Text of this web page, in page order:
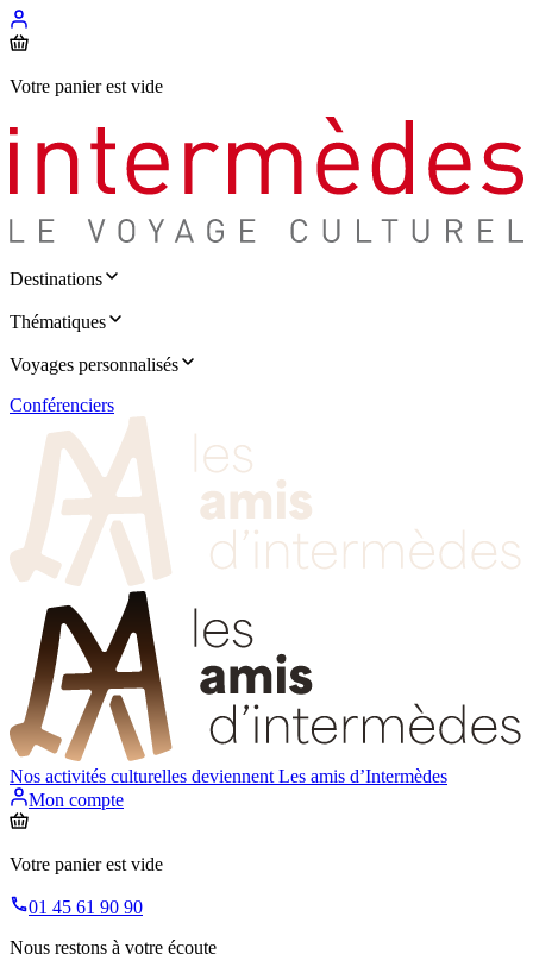
Votre panier est vide
Destinations
Thématiques
Voyages personnalisés
Conférenciers
Nos activités culturelles deviennent Les amis d’Intermèdes
Mon compte
Votre panier est vide
01 45 61 90 90
Nous restons à votre écoute